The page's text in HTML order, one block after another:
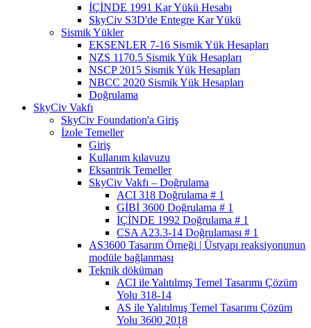
İÇİNDE 1991 Kar Yükü Hesabı
SkyCiv S3D'de Entegre Kar Yükü
Sismik Yükler
EKSENLER 7-16 Sismik Yük Hesapları
NZS 1170.5 Sismik Yük Hesapları
NSCP 2015 Sismik Yük Hesapları
NBCC 2020 Sismik Yük Hesapları
Doğrulama
SkyCiv Vakfı
SkyCiv Foundation'a Giriş
İzole Temeller
Giriş
Kullanım kılavuzu
Eksantrik Temeller
SkyCiv Vakfı – Doğrulama
ACI 318 Doğrulama # 1
GİBİ 3600 Doğrulama # 1
İÇİNDE 1992 Doğrulama # 1
CSA A23.3-14 Doğrulaması # 1
AS3600 Tasarım Örneği | Üstyapı reaksiyonunun
modüle bağlanması
Teknik döküman
ACI ile Yalıtılmış Temel Tasarımı Çözüm
Yolu 318-14
AS ile Yalıtılmış Temel Tasarımı Çözüm
Yolu 3600 2018